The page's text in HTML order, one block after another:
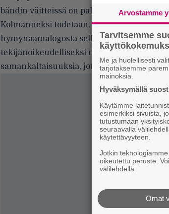
bändin väitteissä on paljon ristiriitoja ja
Kolmanneksi todetaan, ettei Jacobs ole
hymynaamalogosta sellaisia
tekijänoikeudelliseksi materiaaliksi eikä
samankaltaisuuksia, jotta kuvan
Arvostamme
Tarvitsemme
Me ja huolellisesti
tarjotaksemme
mainoksia.
Hyväksymällä
Käytämme
esimerkiksi sivuista,
tutustumaan
seuraavalla
käytettävyyteen.
Jotkin
oikeutettu peruste.
välilehdellä.
Omat